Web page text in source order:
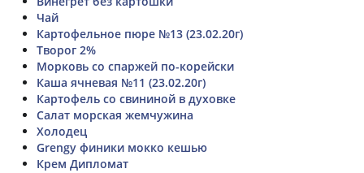
Чай
Картофельное пюре №13 (23.02.20г)
Творог 2%
Морковь со спаржей по-корейски
Каша ячневая №11 (23.02.20г)
Картофель со свининой в духовке
Салат морская жемчужина
Холодец
Grengy финики мокко кешью
Крем Дипломат